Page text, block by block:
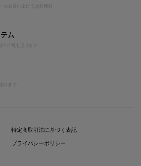
のお買い上げで送料無料
ム
ご利用頂けます
けます
特定商取引法に基づく表記
プライバシーポリシー